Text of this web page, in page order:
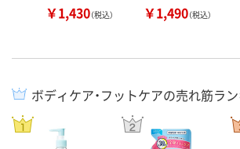
￥1,430（税込） ￥1,490（税込）
ボディケア・フットケアの売れ筋ラ